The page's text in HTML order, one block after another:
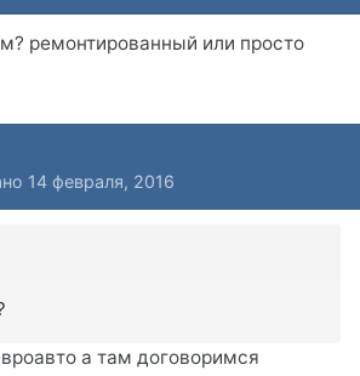
ремонтированный или просто
14 февраля, 2016
а там договоримся